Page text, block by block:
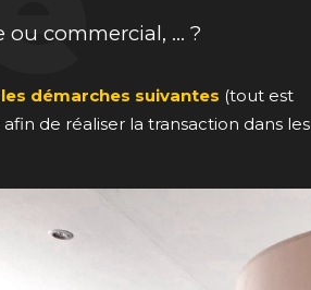
commercial, … ?
démarches suivantes (tout est
de réaliser la transaction dans les